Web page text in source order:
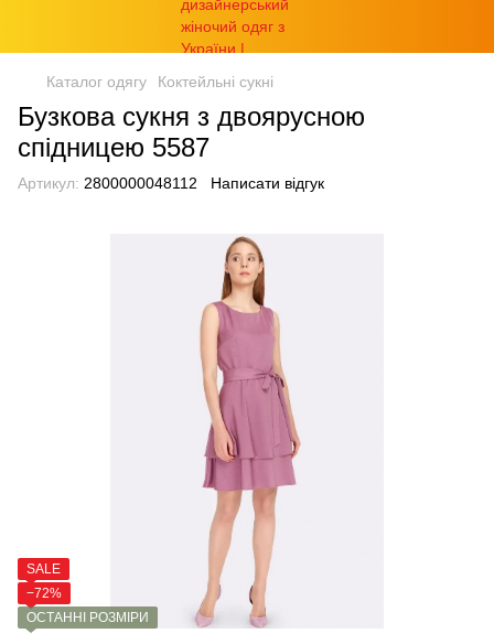
Каталог одягу Коктейльні сукні
Бузкова сукня з двоярусною
спідницею 5587
Артикул: 2800000048112 Написати відгук
SALE
−72%
ОСТАННІ РОЗМІРИ